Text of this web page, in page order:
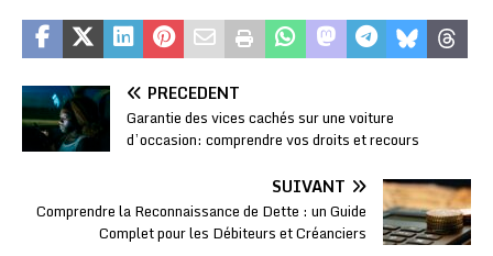
PRÉCÉDENT
Garantie des vices cachés sur une voiture
d’occasion: comprendre vos droits et recours
SUIVANT
Comprendre la Reconnaissance de Dette : un Guide
Complet pour les Débiteurs et Créanciers